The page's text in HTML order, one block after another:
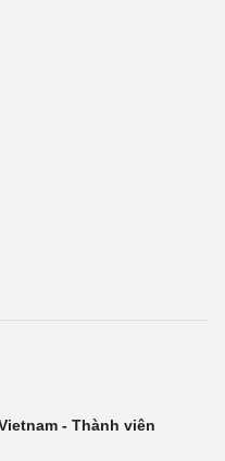
- Thành viên